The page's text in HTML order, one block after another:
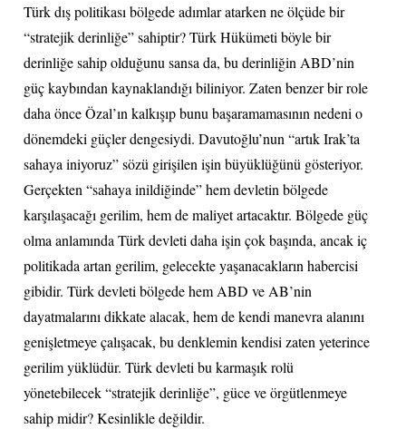
Türk dış politikası bölgede adımlar atarken ne ölçüde bir
“stratejik derinliğe” sahiptir? Türk Hükümeti böyle bir
derinliğe sahip olduğunu sansa da, bu derinliğin ABD’nin
güç kaybından kaynaklandığı biliniyor. Zaten benzer bir role
daha önce Özal’ın kalkışıp bunu başaramamasının nedeni o
dönemdeki güçler dengesiydi. Davutoğlu’nun “artık Irak’ta
sahaya iniyoruz” sözü girişilen işin büyüklüğünü gösteriyor.
Gerçekten “sahaya inildiğinde” hem devletin bölgede
karşılaşacağı gerilim, hem de maliyet artacaktır. Bölgede güç
olma anlamında Türk devleti daha işin çok başında, ancak iç
politikada artan gerilim, gelecekte yaşanacakların habercisi
gibidir. Türk devleti bölgede hem ABD ve AB’nin
dayatmalarını dikkate alacak, hem de kendi manevra alanını
genişletmeye çalışacak, bu denklemin kendisi zaten yeterince
gerilim yüklüdür. Türk devleti bu karmaşık rolü
yönetebilecek “stratejik derinliğe”, güce ve örgütlenmeye
sahip midir? Kesinlikle değildir.